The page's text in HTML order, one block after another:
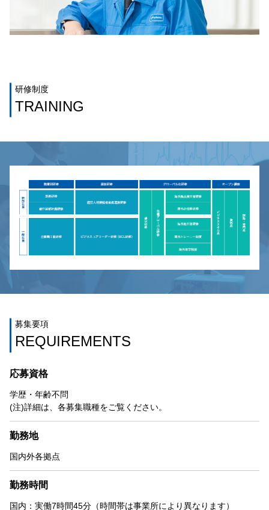
研修制度
TRAINING
募集要項
REQUIREMENTS
応募資格
学歴・年齢不問
(注)詳細は、各募集職種をご覧ください。
勤務地
国内外各拠点
勤務時間
国内：実働7時間45分（時間帯は事業所により異なります）